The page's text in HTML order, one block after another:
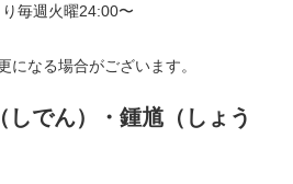
毎週火曜24:00〜
なる場合がございます。
でん）・鍾馗（しょう